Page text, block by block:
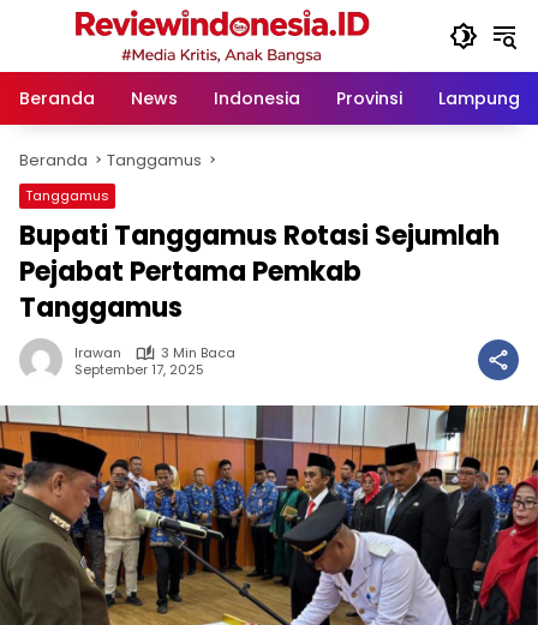
Langsung
Beranda
News Indonesia Provinsi Lampung
Beranda Tanggamus
Tanggamus
Bupati Tanggamus Rotasi Sejumlah
Pejabat Pertama Pemkab
Tanggamus
Irawan
3 Min Baca
September 17, 2025